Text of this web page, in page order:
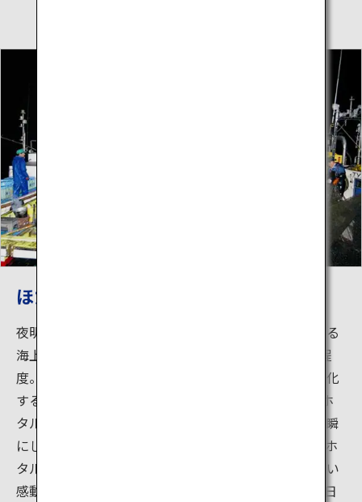
ほたるいか海上観光
夜明け前の海で繰り広げられるホタルイカ漁を見学する
海上観光です。ホタルイカの漁期は一年のうち3ヶ月程
度。しかも実際に海上で見られるのは春の産卵が活発化
する4月～5月までのたった1ヶ月です。網にかかったホ
タルイカの放つ青い光で、まだ明けきらぬ日本海が一瞬
にして幻想の世界に変わります。きらきらと揺れ動くホ
タルイカの光のページェントは富山湾でしか見られない
感動の体験です。天気がよければ立山連峰にのぼる朝日